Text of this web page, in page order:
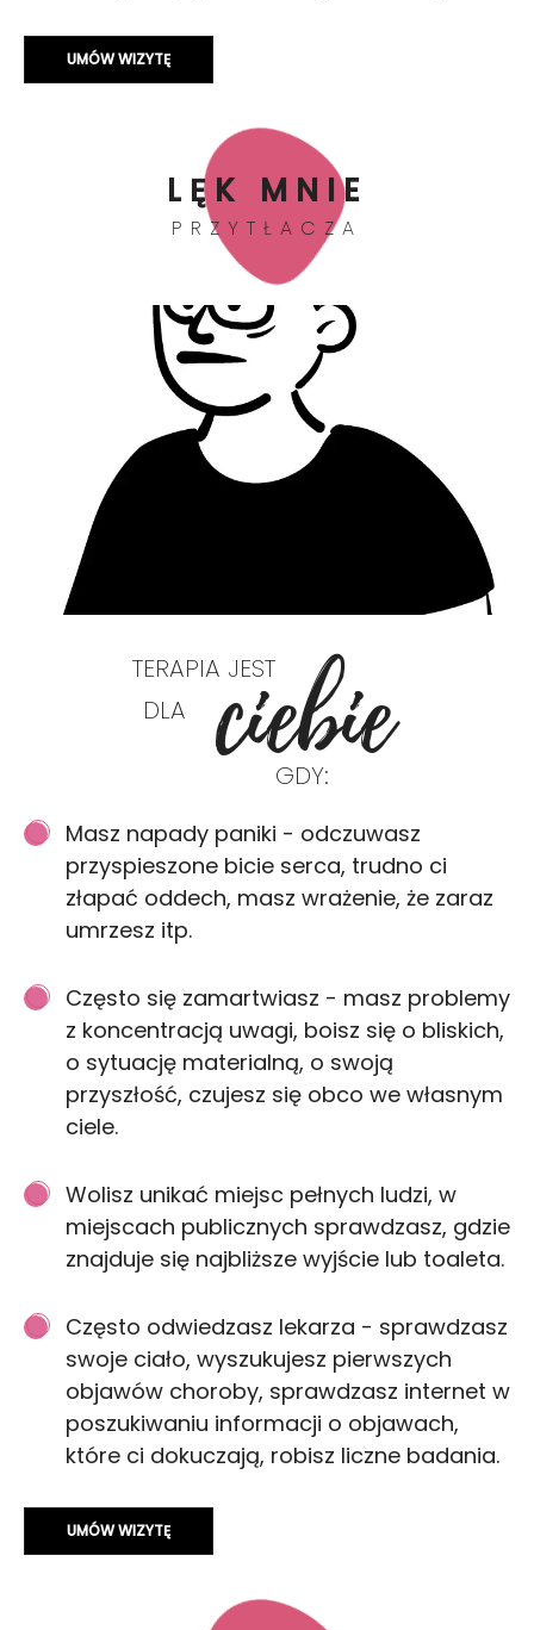
UMÓW WIZYTĘ
LĘK MNIE
PRZYTŁACZA
TERAPIA JEST
DLA
ciebie
GDY:
Masz napady paniki - odczuwasz
przyspieszone bicie serca, trudno ci
złapać oddech, masz wrażenie, że zaraz
umrzesz itp.
Często się zamartwiasz - masz problemy
z koncentracją uwagi, boisz się o bliskich,
o sytuację materialną, o swoją
przyszłość, czujesz się obco we własnym
ciele.
Wolisz unikać miejsc pełnych ludzi, w
miejscach publicznych sprawdzasz, gdzie
znajduje się najbliższe wyjście lub toaleta.
Często odwiedzasz lekarza - sprawdzasz
swoje ciało, wyszukujesz pierwszych
objawów choroby, sprawdzasz internet w
poszukiwaniu informacji o objawach,
które ci dokuczają, robisz liczne badania.
UMÓW WIZYTĘ